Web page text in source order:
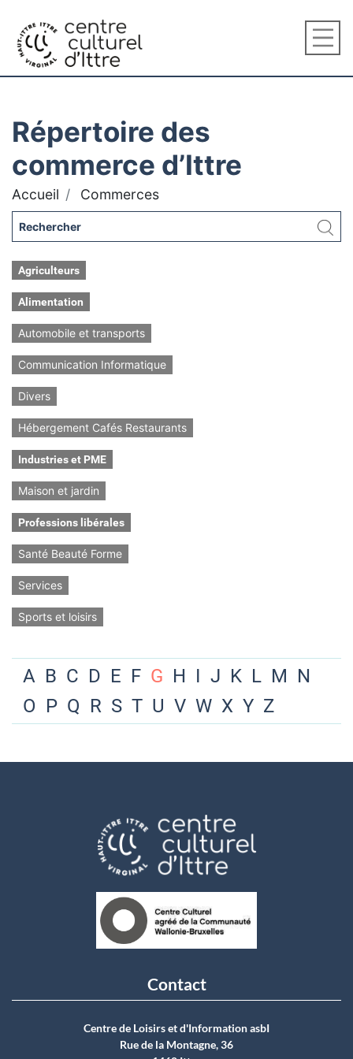
Répertoire des
commerce d’Ittre
Accueil Commerces
Agriculteurs
Alimentation
Automobile et transports
Communication Informatique
Divers
Hébergement Cafés Restaurants
Industries et PME
Maison et jardin
Professions libérales
Santé Beauté Forme
Services
Sports et loisirs
A B C D E F G H I J K L M N
O P Q R S T U V W X Y Z
Contact
Centre de Loisirs et d'Information asbI
Rue de la Montagne, 36